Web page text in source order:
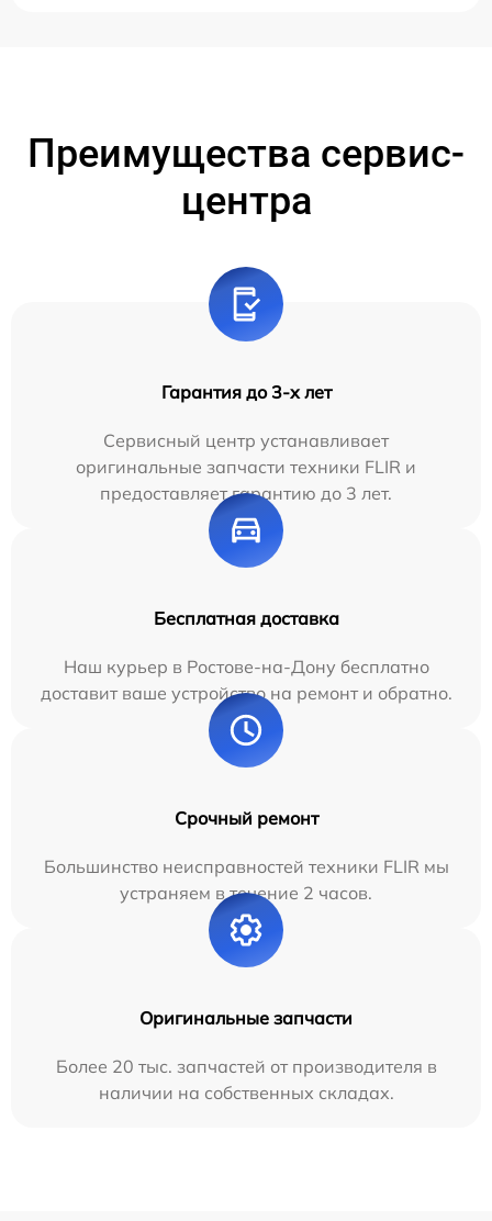
Преимущества сервис-
центра
Гарантия до 3-х лет
Сервисный центр устанавливает
оригинальные запчасти техники FLIR и
предоставляет гарантию до 3 лет.
Бесплатная доставка
Наш курьер в Ростове-на-Дону бесплатно
доставит ваше устройство на ремонт и обратно.
Срочный ремонт
Большинство неисправностей техники FLIR мы
устраняем в течение 2 часов.
Оригинальные запчасти
Более 20 тыс. запчастей от производителя в
наличии на собственных складах.